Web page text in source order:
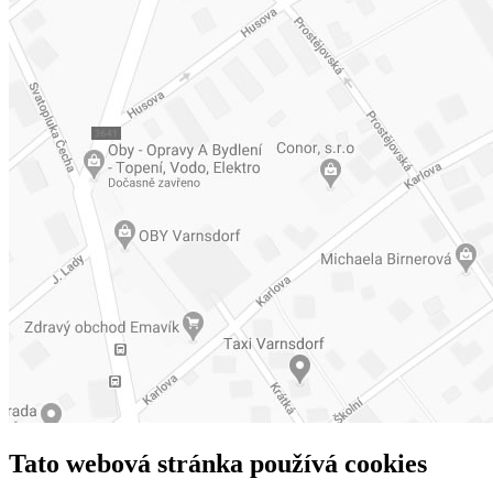
Tato webová stránka používá cookies